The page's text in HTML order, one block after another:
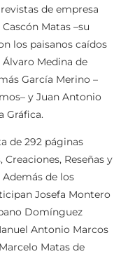
de empresa
Matas –su
los paisanos caídos
Álvaro Medina de
García Merino –
y Juan Antonio
Gráfica.
292 páginas
Reseñas y
de los
Josefa Montero
Domínguez
Antonio Marcos
Matas de